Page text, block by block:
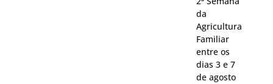
da
Agricultura
Familiar
entre os
dias 3 e 7
de agosto